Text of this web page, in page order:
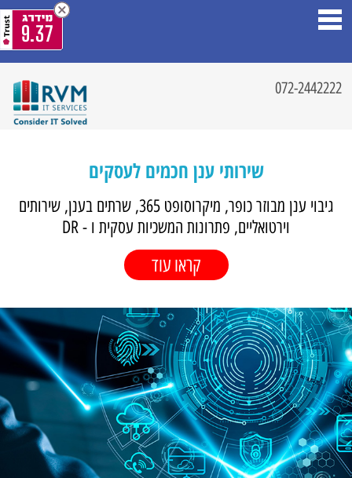
072-2442222
שירותי ענן חכמים לעסקים
גיבוי ענן מבוזר כופר, מיקרוסופט 365, שרתים בענן, שירותים
וירטואליים, פתרונות המשכיות עסקית ו - DR
קראו עוד
9.37